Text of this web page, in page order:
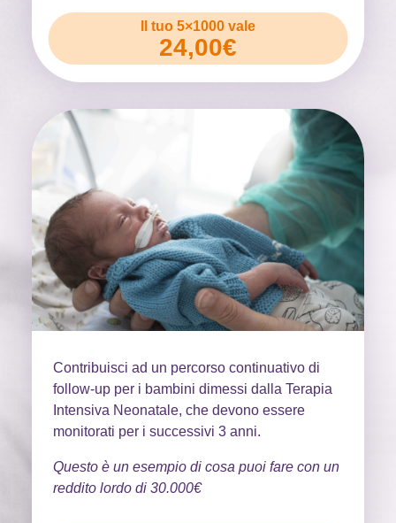
Il tuo 5×1000 vale
24,00€
Contribuisci ad un percorso continuativo di
follow-up per i bambini dimessi dalla Terapia
Intensiva Neonatale, che devono essere
monitorati per i successivi 3 anni.
Questo è un esempio di cosa puoi fare con un
reddito lordo di 30.000€